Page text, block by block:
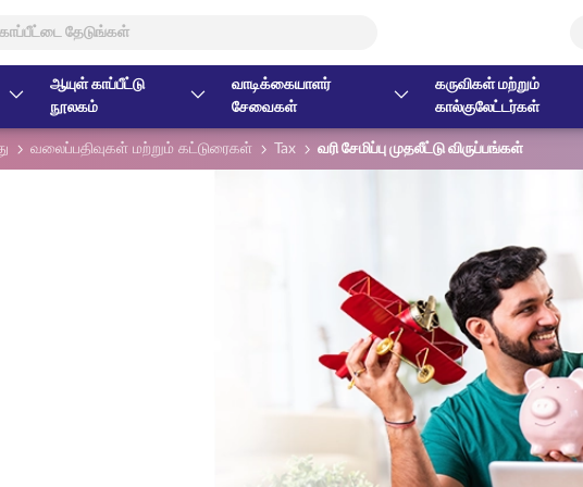
ஆயுள் காப்பீட்டு
நூலகம்
வாடிக்கையாளர்
சேவைகள்
கருவிகள் மற்றும்
கால்குலேட்டர்கள்
வலைப்பதிவுகள் மற்றும் கட்டுரைகள் Tax வரி சேமிப்பு முதலீட்டு விருப்பங்கள்